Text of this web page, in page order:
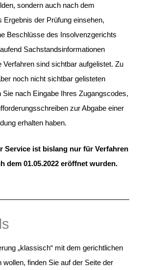
sondern auch nach dem
Ergebnis der Prüfung einsehen,
Beschlüsse des Insolvenz­gerichts
Sachstands­informationen
Verfahren sind sichtbar aufgelistet. Zu
noch nicht sichtbar gelisteten
Sie nach Eingabe Ihres Zugangscodes,
zur Abgabe einer
erhalten haben.
Service ist bislang nur für Verfahren
dem 01.05.2022 eröffnet wurden.
„klassisch“ mit dem gerichtlichen
wollen, finden Sie auf der Seite der